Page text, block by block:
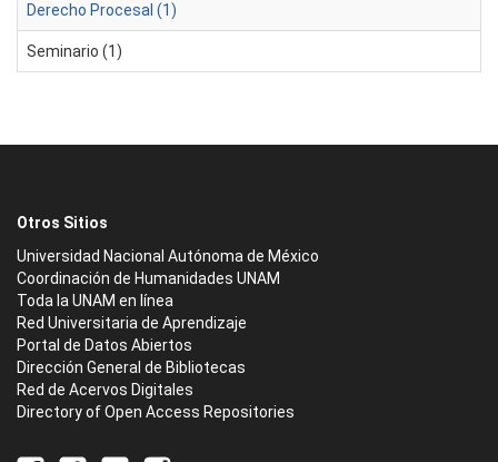
Derecho Procesal (1)
Seminario (1)
Otros Sitios
Universidad Nacional Autónoma de México
Coordinación de Humanidades UNAM
Toda la UNAM en línea
Red Universitaria de Aprendizaje
Portal de Datos Abiertos
Dirección General de Bibliotecas
Red de Acervos Digitales
Directory of Open Access Repositories